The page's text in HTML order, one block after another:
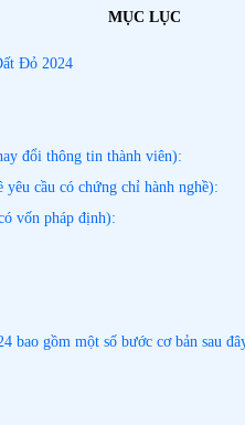
MỤC LỤC
Đỏ 2024
đổi thông tin thành viên):
cầu có chứng chỉ hành nghề):
vốn pháp định):
gồm một số bước cơ bản sau